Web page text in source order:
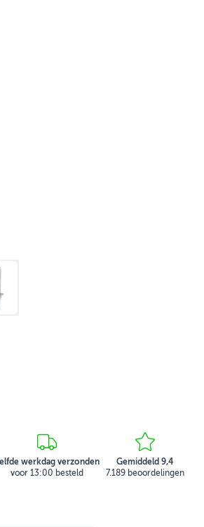
werkdag verzonden
voor 13:00 besteld
Gemiddeld 9,4
7.189 beoordelingen